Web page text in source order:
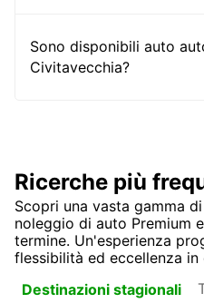
Sono disponibili auto
Civitavecchia?
Ricerche più
Scopri una vasta gamma
noleggio di auto Premium
termine. Un'esperienza
flessibilità ed eccellenza in
Destinazioni stagionali